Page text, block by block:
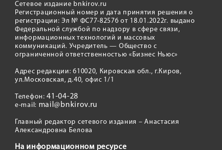
Сетевое издание bnkirov.ru
Регистрационный номер и дата принятия решения о
регистрации: Эл № ФС77-82576 от 18.01.2022г. выдано
Федеральной службой по надзору в сфере связи,
информационных технологий и массовых
коммуникаций. Учредитель — Общество с
ограниченной ответственностью «Бизнес Ньюс»
Адрес редакции: 610020, Кировская обл., г.Киров,
ул.Московская, д.40, офис 1/1
Телефон:41-04-28
e-mail: mail@bnkirov.ru
Главный редактор сетевого издания – Анастасия
Александровна Белова
На информационном ресурсе